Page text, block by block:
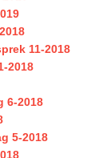
11-2018
2018
6-2018
5-2018